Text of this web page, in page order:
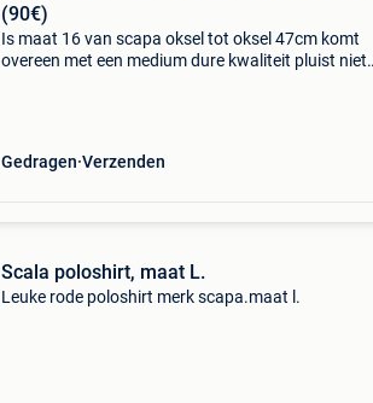
(90€)
Is maat 16 van scapa oksel tot oksel 47cm komt
overeen met een medium dure kwaliteit pluist niet
Gedragen Verzenden
Scala poloshirt, maat L.
Leuke rode poloshirt merk scapa.maat l.